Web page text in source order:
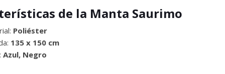
de la Manta Saurimo
Poliéster
135 x 150 cm
Azul, Negro